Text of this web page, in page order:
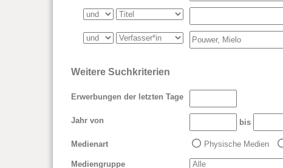
Weitere Suchkriterien
Erwerbungen der letzten Tage
Jahr von bis
Medienart Physische Medien
Mediengruppe